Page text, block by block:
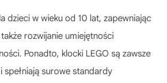
dzieci w wieku od 10 lat, zapewniając
rozwijanie umiejętności
Ponadto, klocki LEGO są zawsze
spełniają surowe standardy